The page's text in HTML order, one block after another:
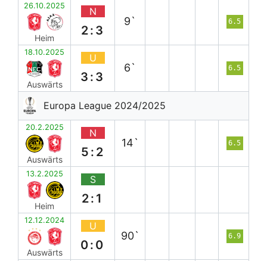
26.10.2025
Heim
N
2:3
9` 6.5
18.10.2025
Auswärts
U
3:3
6` 6.5
Europa League 2024/2025
20.2.2025
Auswärts
N
5:2
14` 6.5
13.2.2025
Heim
S
2:1
12.12.2024
Auswärts
U
0:0
90` 6.9